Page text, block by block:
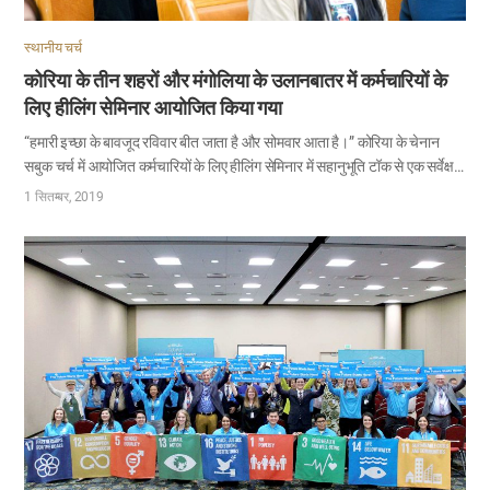
स्थानीय चर्च
कोरिया के तीन शहरों और मंगोलिया के उलानबातर में कर्मचारियों के
लिए हीलिंग सेमिनार आयोजित किया गया
“हमारी इच्छा के बावजूद रविवार बीत जाता है और सोमवार आता है।” कोरिया के चेनान
सबुक चर्च में आयोजित कर्मचारियों के लिए हीलिंग सेमिनार में सहानुभूति टॉक से एक सर्वेक्षण
में, “अपने कार्यस्थल में क्या आपको थका देता है?” इस सवाल पर मजाकिया जवाब ने सभी
महसूस करते हैं कि उन्हें आराम करने के लिए अधिक समय चाहिए। हीलिंग सेमिनार 1
सितंबर को कोरिया के सियॉन्गनाम, चेनान और सबसे बड़ा पर्यटक आकर्षण जेजू-डो द्वीप में
व्यस्त कर्मचारियों को एक सांस लेने की जगह प्रदान करने के लिए आयोजित किया गया।
यह 15 तारीख को मंगोलिया के उलानबातर में भी आयोजित किया गया और…
1 सितम्बर, 2019